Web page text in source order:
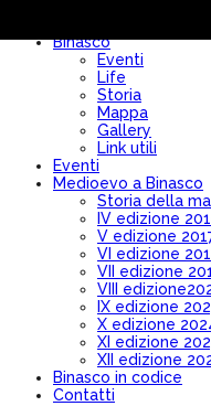
Binasco
Eventi
Life
Storia
Mappa
Gallery
Link utili
Eventi
Medioevo a Binasco
Storia della
IV edizione
V edizione
VI edizione
VII edizione
VIII
IX edizione
X edizione
XI edizione
XII edizione
Binasco in codice
Contatti